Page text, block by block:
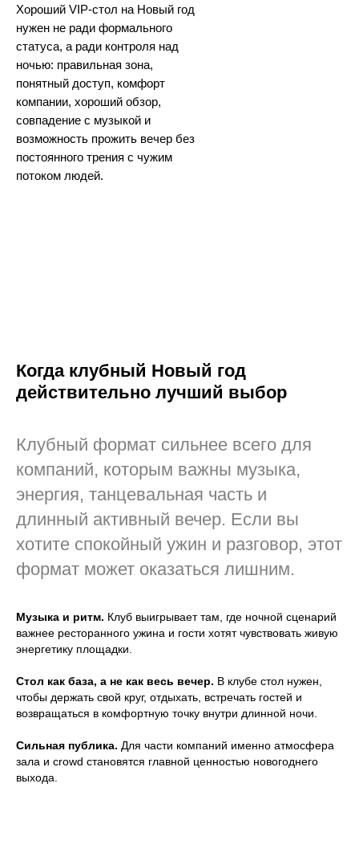
Хороший VIP-стол на Новый год
нужен не ради формального
статуса, а ради контроля над
ночью: правильная зона,
понятный доступ, комфорт
компании, хороший обзор,
совпадение с музыкой и
возможность прожить вечер без
постоянного трения с чужим
потоком людей.
Когда клубный Новый год
действительно лучший выбор
Клубный формат сильнее всего для
компаний, которым важны музыка,
энергия, танцевальная часть и
длинный активный вечер. Если вы
хотите спокойный ужин и разговор, этот
формат может оказаться лишним.
Музыка и ритм. Клуб выигрывает там, где ночной сценарий
важнее ресторанного ужина и гости хотят чувствовать живую
энергетику площадки.
Стол как база, а не как весь вечер. В клубе стол нужен,
чтобы держать свой круг, отдыхать, встречать гостей и
возвращаться в комфортную точку внутри длинной ночи.
Сильная публика. Для части компаний именно атмосфера
зала и crowd становятся главной ценностью новогоднего
выхода.